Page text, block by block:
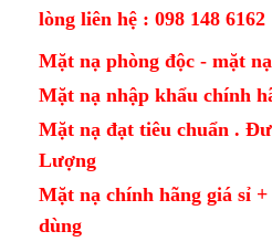
lòng liên hệ : 098 148 6162
Mặt nạ phòng độc - mặt
Mặt nạ nhập khẩu chính
Mặt nạ đạt tiêu chuẩn .
Lượng
Mặt nạ chính hãng giá sỉ
dùng